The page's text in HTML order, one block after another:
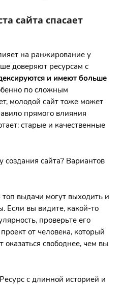
сайта спасает
на ранжирование у
доверяют ресурсам с
и имеют больше
по сложным
молодой сайт тоже может
прямого влияния
старые и качественные
создания сайта? Вариантов
топ выдачи могут выходить и
Если вы видите, какой-то
проверьте его
от человека, который
свободнее, чем вы
с длинной историей и